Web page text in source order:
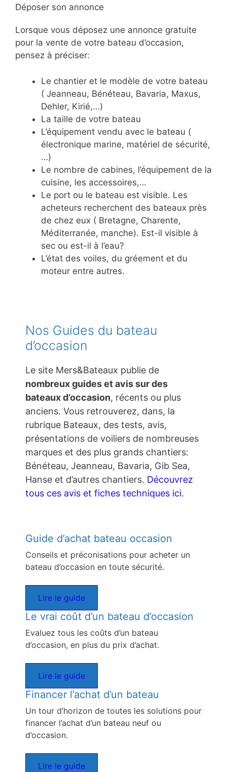
Déposer son annonce
Lorsque vous déposez une annonce gratuite
pour la vente de votre bateau d’occasion,
pensez à préciser:
Le chantier et le modèle de votre bateau
( Jeanneau, Bénéteau, Bavaria, Maxus,
Dehler, Kirié,…)
La taille de votre bateau
L’équipement vendu avec le bateau (
électronique marine, matériel de sécurité,
…)
Le nombre de cabines, l’équipement de la
cuisine, les accessoires,…
Le port ou le bateau est visible. Les
acheteurs recherchent des bateaux près
de chez eux ( Bretagne, Charente,
Méditerranée, manche). Est-il visible à
sec ou est-il à l’eau?
L’état des voiles, du gréement et du
moteur entre autres.
Nos Guides du bateau
d’occasion
Le site Mers&Bateaux publie de
nombreux guides et avis sur des
bateaux d’occasion, récents ou plus
anciens. Vous retrouverez, dans, la
rubrique Bateaux, des tests, avis,
présentations de voiliers de nombreuses
marques et des plus grands chantiers:
Bénéteau, Jeanneau, Bavaria, Gib Sea,
Hanse et d’autres chantiers. Découvrez
tous ces avis et fiches techniques ici.
Guide d’achat bateau occasion
Conseils et préconisations pour acheter un
bateau d’occasion en toute sécurité.
Lire le guide
Le vrai coût d’un bateau d’occasion
Evaluez tous les coûts d’un bateau
d’occasion, en plus du prix d’achat.
Lire le guide
Financer l’achat d’un bateau
Un tour d’horizon de toutes les solutions pour
financer l’achat d’un bateau neuf ou
d’occasion.
Lire le guide